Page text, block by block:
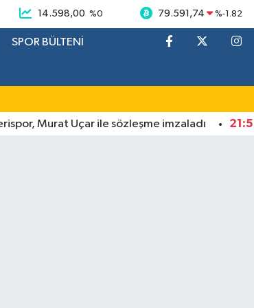
14.598,00 %0 79.591,74 %-1.82
SPOR BÜLTENİ
Murat Uçar ile sözleşme imzaladı 21:53